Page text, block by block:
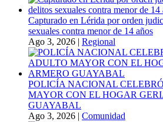
Capturado en Lérida por orden
sexuales contra menor de 14 años
Ago 3, 2026 | Regional
POLICÍA NACIONAL
MAYOR CON EL HOGAR
GUAYABAL
Ago 3, 2026 | Comunidad